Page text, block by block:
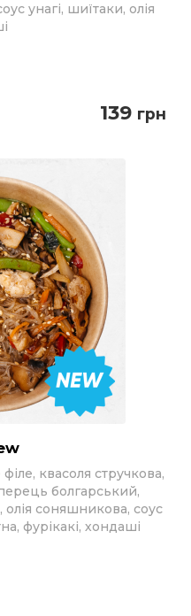
унагі, шиїтаки, олія
139 грн
квасоля стручкова,
болгарський,
олія соняшникова, соус
фурікакі, хондаші